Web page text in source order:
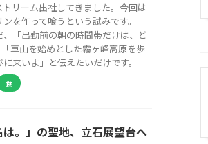
リーム出社してきました。今回は
を作って喰うという試みです。
「出勤前の朝の時間帯だけは、ど
車山を始めとした霧ヶ峰高原を歩
来いよ」と伝えたいだけです。
食
。」の聖地、立石展望台へ